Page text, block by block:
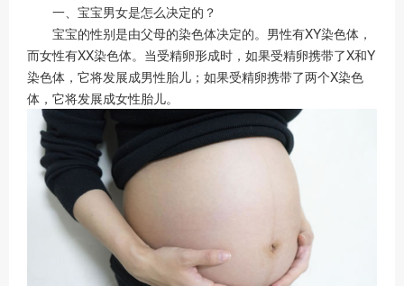
一、宝宝男女是怎么决定的？
宝宝的性别是由父母的染色体决定的。男性有XY染色体，
而女性有XX染色体。当受精卵形成时，如果受精卵携带了X和Y
染色体，它将发展成男性胎儿；如果受精卵携带了两个X染色
体，它将发展成女性胎儿。